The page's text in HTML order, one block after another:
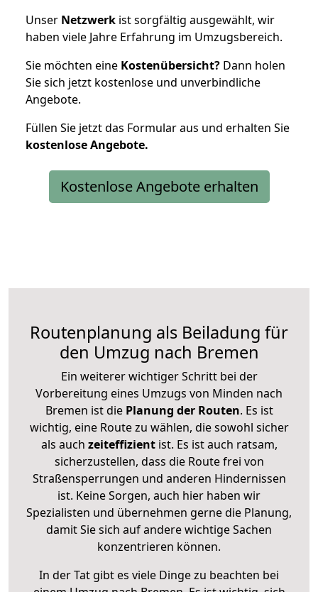
Unser Netzwerk ist sorgfältig ausgewählt, wir
haben viele Jahre Erfahrung im Umzugsbereich.
Sie möchten eine Kostenübersicht? Dann holen
Sie sich jetzt kostenlose und unverbindliche
Angebote.
Füllen Sie jetzt das Formular aus und erhalten Sie
kostenloseAngebote.
Kostenlose Angebote erhalten
Routenplanung als Beiladung für
den Umzug nach Bremen
Ein weiterer wichtiger Schritt bei der
Vorbereitung eines Umzugs von Minden nach
Bremen ist diePlanung der Routen. Es ist
wichtig, eine Route zu wählen, die sowohl sicher
als auch zeiteffizientist. Es ist auch ratsam,
sicherzustellen, dass die Route frei von
Straßensperrungen und anderen Hindernissen
ist. Keine Sorgen, auch hier haben wir
Spezialisten und übernehmen gerne die Planung,
damit Sie sich auf andere wichtige Sachen
konzentrieren können.
In der Tat gibt es viele Dinge zu beachten bei